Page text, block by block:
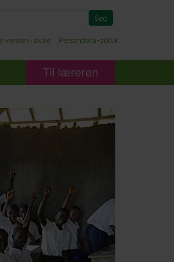
verden i skole Persondata-politik
Søg
Til læreren